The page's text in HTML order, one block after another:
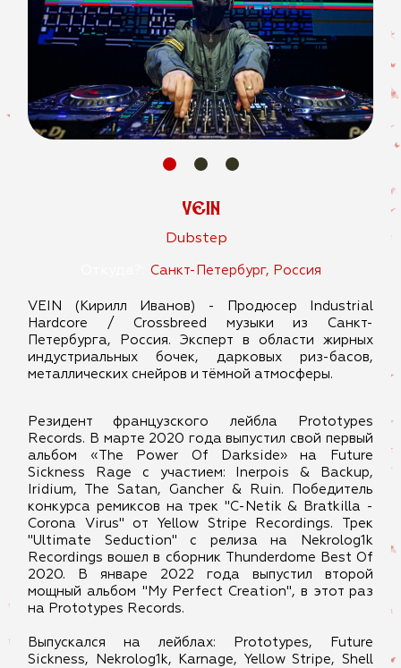
VEIN
Dubstep
Санкт-Петербург, Россия
VEIN (Кирилл Иванов) - Продюсер Industrial
Hardcore / Crossbreed музыки из Санкт-
Петербурга, Россия. Эксперт в области жирных
индустриальных бочек, дарковых риз-басов,
металлических снейров и тёмной атмосферы.
Резидент французского лейбла Prototypes
Records. В марте 2020 года выпустил свой первый
альбом «The Power Of Darkside» на Future
Sickness Rage с участием: Inerpois & Backup,
Iridium, The Satan, Gancher & Ruin. Победитель
конкурса ремиксов на трек "C-Netik & Bratkilla -
Corona Virus" от Yellow Stripe Recordings. Трек
"Ultimate Seduction" с релиза на Nekrolog1k
Recordings вошел в сборник Thunderdome Best Of
2020. В январе 2022 года выпустил второй
мощный альбом "My Perfect Creation", в этот раз
на Prototypes Records.
Выпускался на лейблах: Prototypes, Future
Sickness, Nekrolog1k, Karnage, Yellow Stripe, Shell